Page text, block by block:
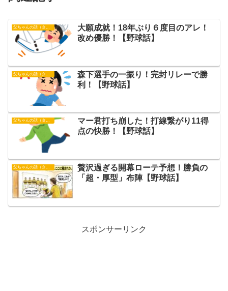
父ちゃんの話（タイガース）
大願成就！18年ぶり６度目のアレ！
改め優勝！【野球話】
森下選手の一振り！完封リレーで勝
利！【野球話】
父ちゃんの話（タイガース）
マー君打ち崩した！打線繋がり11得
点の快勝！【野球話】
父ちゃんの話（タイガース）
贅沢過ぎる開幕ローテ予想！勝負の
「超・厚型」布陣【野球話】
スポンサーリンク